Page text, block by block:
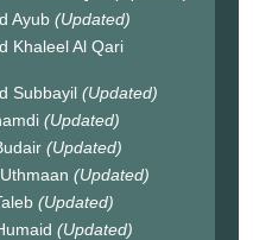
Ayub (Updated)
Khaleel Al Qari
Subbayil (Updated)
(Updated)
(Updated)
(Updated)
(Updated)
(Updated)